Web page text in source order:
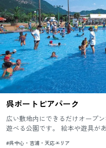
呉ポートピアパーク
広い敷地内にできるだけオープ
遊べる公園です。 絵本や遊具が
#呉中心・吉浦・天応エリア